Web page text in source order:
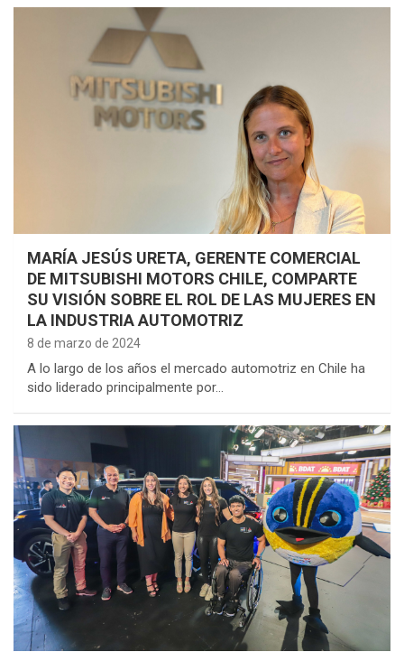
MARÍA JESÚS URETA, GERENTE COMERCIAL
DE MITSUBISHI MOTORS CHILE, COMPARTE
SU VISIÓN SOBRE EL ROL DE LAS MUJERES EN
LA INDUSTRIA AUTOMOTRIZ
8 de marzo de 2024
A lo largo de los años el mercado automotriz en Chile ha
sido liderado principalmente por…